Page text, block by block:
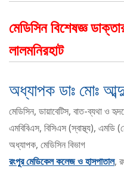
মেডিসিন বিশেষজ্ঞ
লালমনিরহাট
অধ্যাপক ডাঃ মোঃ
মেডিসিন, ডায়াবেটিস, বাত-ব্যথা ও
এমবিবিএস, বিসিএস (স্বাস্থ্য), এমডি
অধ্যাপক, মেডিসিন বিভাগ
রংপুর মেডিকেল কলেজ ও হাসপাতাল,